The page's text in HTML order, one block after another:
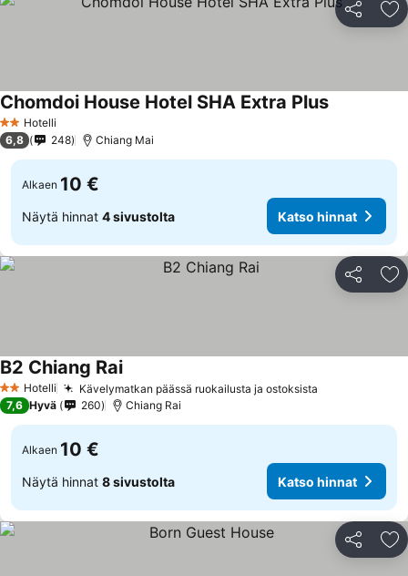
Jaa
2 Tähtiluokitus
Hotelli
Chomdoi House Hotel SHA Extra Plus
6,8 248 Chiang Mai
Alkaen 10 €
Näytä hinnat 4 sivustolta Katso hinnat
Jaa
2 Tähtiluokitus
Hotelli Kävelymatkan päässä ruokailusta ja ostoksista
B2 Chiang Rai
7,6 Hyvä 260 Chiang Rai
Alkaen 10 €
Näytä hinnat 8 sivustolta Katso hinnat
Jaa